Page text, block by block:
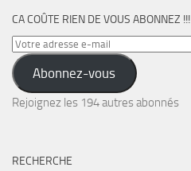
CA COÛTE RIEN DE VOUS ABONNEZ !!!
Votre
adresse
e-
mail
Abonnez-vous
Rejoignez les 194 autres abonnés
RECHERCHE